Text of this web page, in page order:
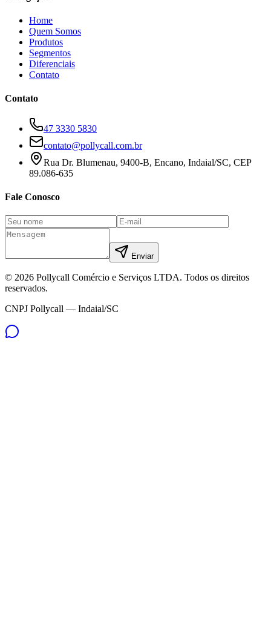
Home
Quem Somos
Produtos
Segmentos
Diferenciais
Contato
Contato
47 3330 5830
contato@pollycall.com.br
Rua Dr. Blumenau, 9400-B, Encano, Indaial/SC, CEP
89.086-635
Fale Conosco
Enviar
© 2026 Pollycall Comércio e Serviços LTDA. Todos os direitos
reservados.
CNPJ Pollycall — Indaial/SC